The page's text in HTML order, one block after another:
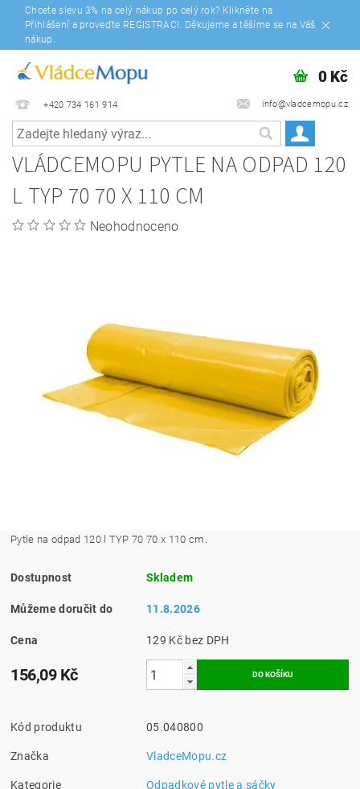
Chcete slevu 3% na celý nákup po celý rok? Klikněte na
Přihlášení a proveďte REGISTRACI. Děkujeme a těšíme se na Váš
nákup.
+420 734 161 914 info@vladcemopu.cz
0 Kč
VLÁDCEMOPU PYTLE NA ODPAD 120
L TYP 70 70 X 110 CM
Neohodnoceno
Pytle na odpad 120 l TYP 70 70 x 110 cm.
Dostupnost Skladem
Můžeme doručit do 11.8.2026
Cena 129 Kč bez DPH
156,09 Kč
Kód produktu 05.040800
Značka VladceMopu.cz
Kategorie Odpadkové pytle a sáčky